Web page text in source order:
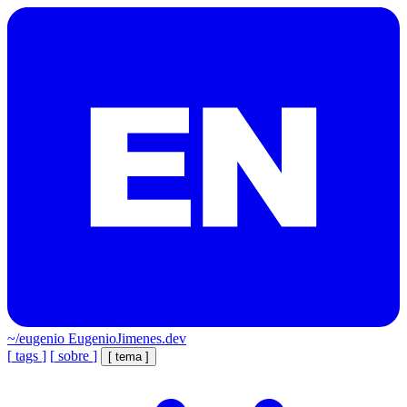
~/eugenio EugenioJimenes.dev
[ tags ] [ sobre ] [ tema ]